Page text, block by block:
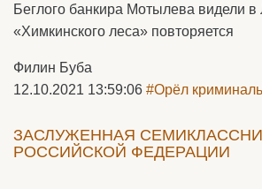
Беглого банкира Мотылева видели
«Химкинского леса» повторяется
Филин Буба
12.10.2021 13:59:06 #Орёл
ЗАСЛУЖЕННАЯ
РОССИЙСКОЙ ФЕДЕРАЦИИ